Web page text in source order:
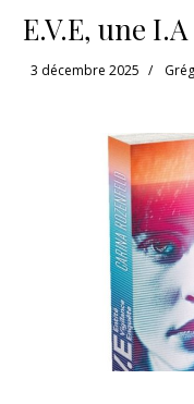
E.V.E, une
3 décembre 2025